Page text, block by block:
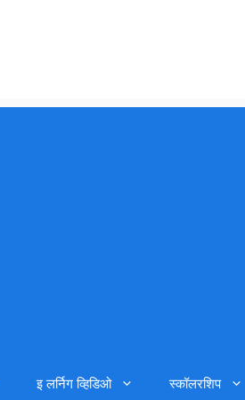
इ लर्निग व्हिडिओ स्कॉलरशिप